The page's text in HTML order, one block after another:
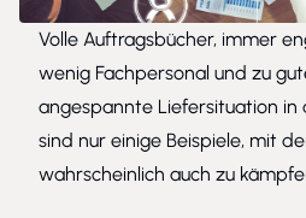
Volle Auftragsbücher, immer
wenig Fachpersonal und zu
angespannte Liefersituation in
sind nur einige Beispiele, mit
wahrscheinlich auch zu